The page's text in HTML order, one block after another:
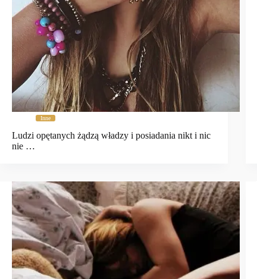
Inne
Ludzi opętanych żądzą władzy i posiadania nikt i nic
nie …